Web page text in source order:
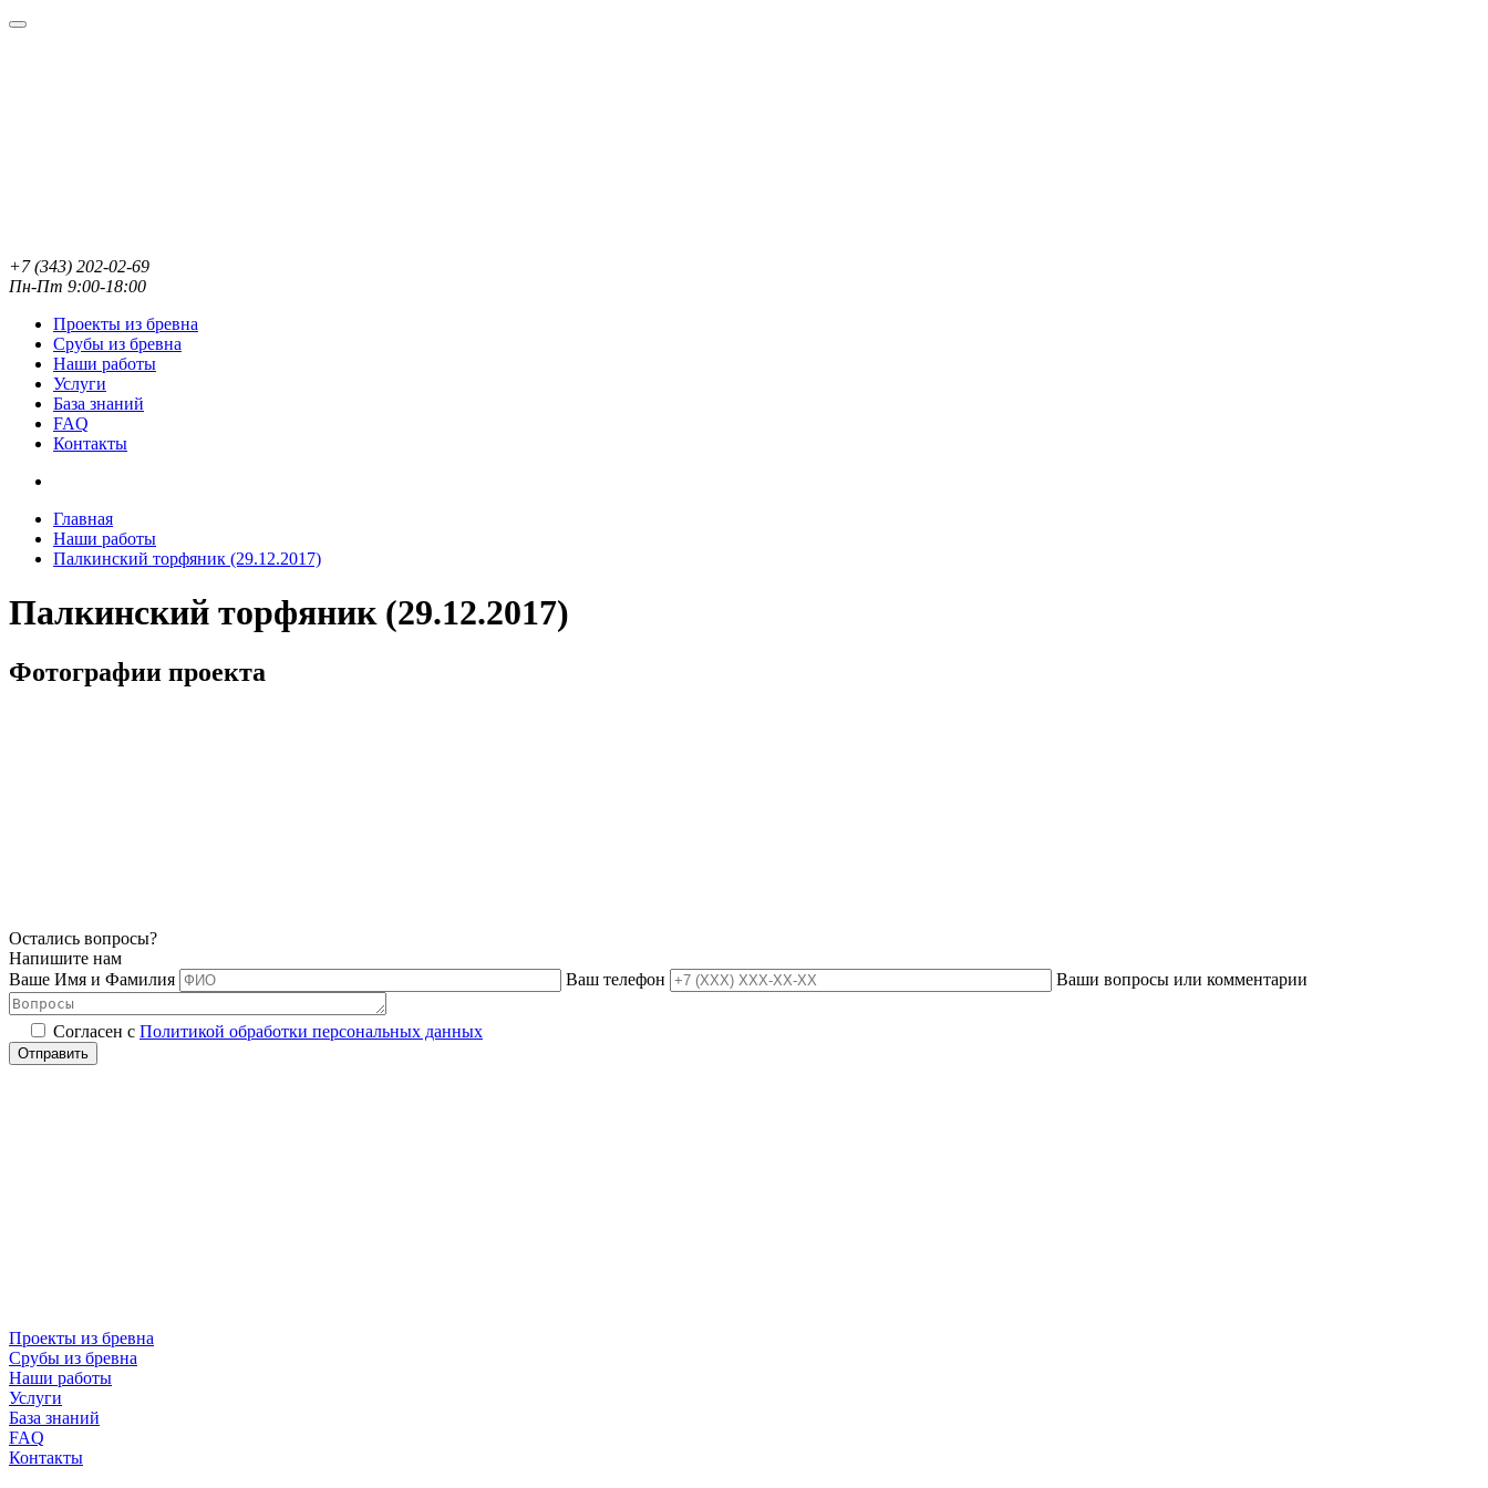
+7 (343) 202-02-69
Пн-Пт 9:00-18:00
Проекты из бревна
Срубы из бревна
Наши работы
Услуги
База знаний
FAQ
Контакты
Главная
Наши работы
Палкинский торфяник (29.12.2017)
Палкинский торфяник (29.12.2017)
Фотографии проекта
Остались вопросы?
Напишите нам
Ваше Имя и Фамилия
Ваш телефон Ваши вопросы или комментарии
Согласен с Политикой обработки персональных данных
Проекты из бревна
Срубы из бревна
Наши работы
Услуги
База знаний
FAQ
Контакты